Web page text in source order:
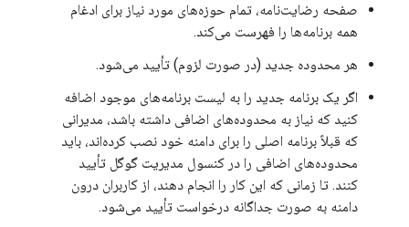
صفحه رضایت‌نامه، تمام حوزه‌های مورد نیاز برای ادغام
همه برنامه‌ها را فهرست می‌کند.
هر محدوده جدید (در صورت لزوم) تأیید می‌شود.
اگر یک برنامه جدید را به لیست برنامه‌های موجود اضافه
کنید که نیاز به محدوده‌های اضافی داشته باشد، مدیرانی
که قبلاً برنامه اصلی را برای دامنه خود نصب کرده‌اند، باید
محدوده‌های اضافی را در کنسول مدیریت گوگل تأیید
کنند. تا زمانی که این کار را انجام دهند، از کاربران درون
دامنه به صورت جداگانه درخواست تأیید می‌شود.